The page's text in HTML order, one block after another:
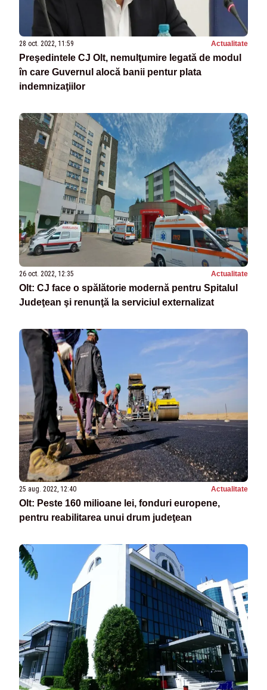
28 oct. 2022, 11:59 Actualitate
Preşedintele CJ Olt, nemulţumire legată de modul
în care Guvernul alocă banii pentur plata
indemnizaţiilor
26 oct. 2022, 12:35 Actualitate
Olt: CJ face o spălătorie modernă pentru Spitalul
Judeţean şi renunţă la serviciul externalizat
25 aug. 2022, 12:40 Actualitate
Olt: Peste 160 milioane lei, fonduri europene,
pentru reabilitarea unui drum judeţean